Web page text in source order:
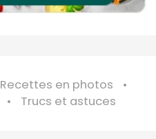
Recettes en photos
Trucs et astuces